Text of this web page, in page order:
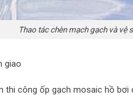
Thao tác chèn mạch gạch và vệ
giao
thi công ốp gạch mosaic hồ